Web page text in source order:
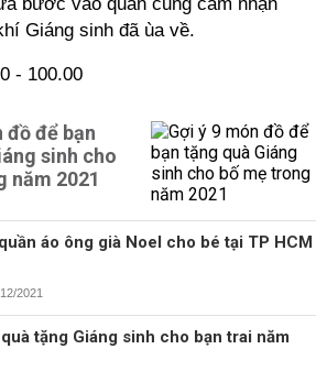
Giáng sinh đã ùa về.
- 100.00
đồ để bạn
sinh cho
năm 2021
áo ông già Noel cho bé tại TP HCM
2021
tặng Giáng sinh cho bạn trai năm